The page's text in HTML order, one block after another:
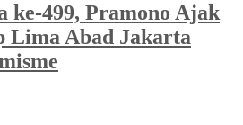
ke-499, Pramono Ajak
Lima Abad Jakarta